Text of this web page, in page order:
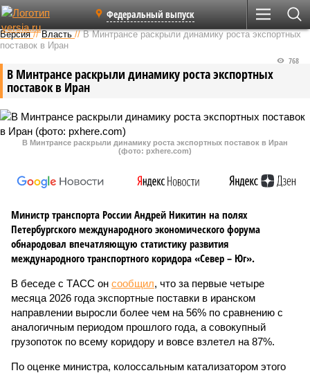
Федеральный выпуск
Версия //Власть //В Минтрансе раскрыли динамику роста экспортных
поставок в Иран
В Минтрансе раскрыли динамику роста экспортных
поставок в Иран
768
В Минтрансе раскрыли динамику роста экспортных поставок в Иран
(фото: pxhere.com)
Министр транспорта России Андрей Никитин на полях
Петербургского международного экономического форума
обнародовал впечатляющую статистику развития
международного транспортного коридора «Север – Юг».
В беседе с ТАСС он сообщил, что за первые четыре
месяца 2026 года экспортные поставки в иранском
направлении выросли более чем на 56% по сравнению с
аналогичным периодом прошлого года, а совокупный
грузопоток по всему коридору и вовсе взлетел на 87%.
По оценке министра, колоссальным катализатором этого